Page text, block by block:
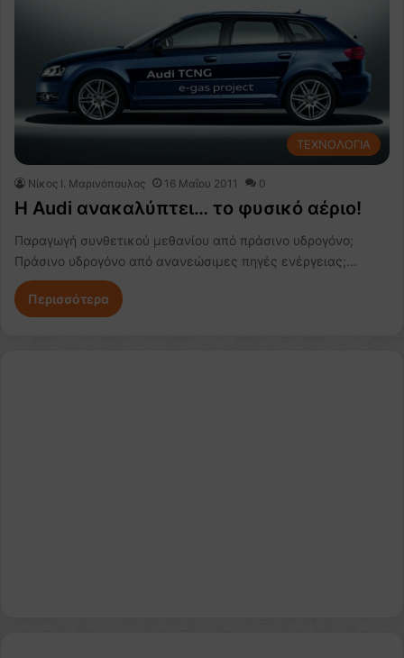
ΤΕΧΝΟΛΟΓΙΑ
Nίκος Ι. Mαρινόπουλος 16 Μαΐου 2011 0
Η Audi ανακαλύπτει… το φυσικό αέριο!
Παραγωγή συνθετικού μεθανίου από πράσινο υδρογόνο;
Πράσινο υδρογόνο από ανανεώσιμες πηγές ενέργειας;…
Περισσότερα